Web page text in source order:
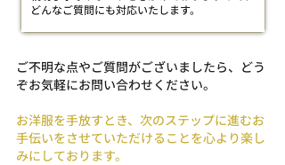
どんなご質問にも対応いたします。
ご不明な点やご質問がございましたら、どう
ぞお気軽にお問い合わせください。
お洋服を手放すとき、次のステップに進むお
手伝いをさせていただけることを心より楽し
みにしております。